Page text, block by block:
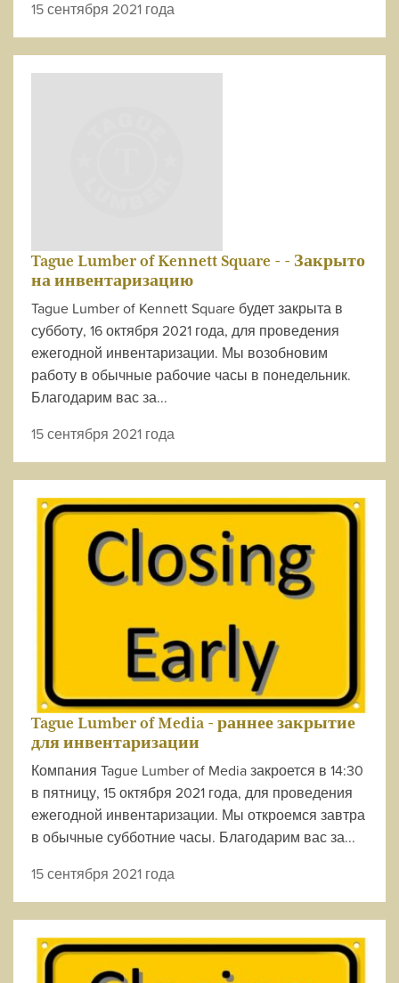
15 сентября 2021 года
Tague Lumber of Kennett Square - - Закрыто
на инвентаризацию
Tague Lumber of Kennett Square будет закрыта в
субботу, 16 октября 2021 года, для проведения
ежегодной инвентаризации. Мы возобновим
работу в обычные рабочие часы в понедельник.
Благодарим вас за...
15 сентября 2021 года
Tague Lumber of Media - раннее закрытие
для инвентаризации
Компания Tague Lumber of Media закроется в 14:30
в пятницу, 15 октября 2021 года, для проведения
ежегодной инвентаризации. Мы откроемся завтра
в обычные субботние часы. Благодарим вас за...
15 сентября 2021 года